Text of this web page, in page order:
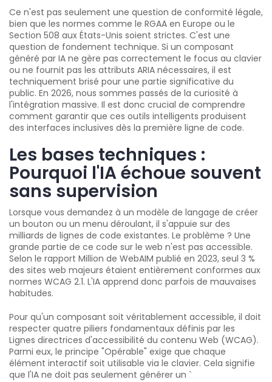
Ce n'est pas seulement une question de conformité légale,
bien que les normes comme le RGAA en Europe ou le
Section 508 aux États-Unis soient strictes. C'est une
question de fondement technique. Si un composant
généré par IA ne gère pas correctement le focus au clavier
ou ne fournit pas les attributs ARIA nécessaires, il est
techniquement brisé pour une partie significative du
public. En 2026, nous sommes passés de la curiosité à
l'intégration massive. Il est donc crucial de comprendre
comment garantir que ces outils intelligents produisent
des interfaces inclusives dès la première ligne de code.
Les bases techniques :
Pourquoi l'IA échoue souvent
sans supervision
Lorsque vous demandez à un modèle de langage de créer
un bouton ou un menu déroulant, il s'appuie sur des
milliards de lignes de code existantes. Le problème ? Une
grande partie de ce code sur le web n'est pas accessible.
Selon le rapport Million de WebAIM publié en 2023, seul 3 %
des sites web majeurs étaient entièrement conformes aux
normes WCAG 2.1. L'IA apprend donc parfois de mauvaises
habitudes.
Pour qu'un composant soit véritablement accessible, il doit
respecter quatre piliers fondamentaux définis par les
Lignes directrices d'accessibilité du contenu Web (WCAG).
Parmi eux, le principe "Opérable" exige que chaque
élément interactif soit utilisable via le clavier. Cela signifie
que l'IA ne doit pas seulement générer un `